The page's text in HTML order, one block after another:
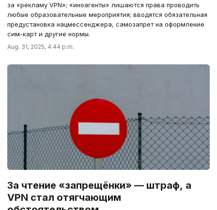
за «рекламу VPN»; «иноагенты» лишаются права проводить
любые образовательные мероприятия; вводятся обязательная
предустановка нацмессенджера, самозапрет на оформление
сим-карт и другие нормы.
Aug. 31, 2025, 4:44 p.m.
За чтение «запрещёнки» — штраф, а
VPN стал отягчающим